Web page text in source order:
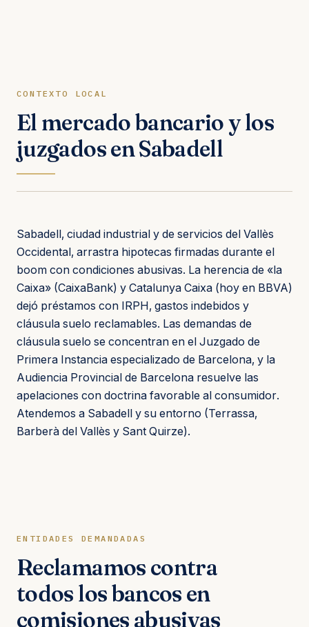
CONTEXTO LOCAL
El mercado bancario y los
juzgados en Sabadell
Sabadell, ciudad industrial y de servicios del Vallès
Occidental, arrastra hipotecas firmadas durante el
boom con condiciones abusivas. La herencia de «la
Caixa» (CaixaBank) y Catalunya Caixa (hoy en BBVA)
dejó préstamos con IRPH, gastos indebidos y
cláusula suelo reclamables. Las demandas de
cláusula suelo se concentran en el Juzgado de
Primera Instancia especializado de Barcelona, y la
Audiencia Provincial de Barcelona resuelve las
apelaciones con doctrina favorable al consumidor.
Atendemos a Sabadell y su entorno (Terrassa,
Barberà del Vallès y Sant Quirze).
ENTIDADES DEMANDADAS
Reclamamos contra
todos los bancos en
comisiones abusivas